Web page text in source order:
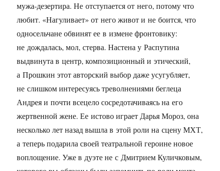
мужа-дезертира. Не отступается от него, потому что
любит. «Нагуливает» от него живот и не боится, что
односельчане обвинят ее в измене фронтовику:
не дождалась, мол, стерва. Настена у Распутина
выдвинута в центр, композиционный и этический,
а Прошкин этот авторский выбор даже усугубляет,
не слишком интересуясь треволнениями беглеца
Андрея и почти всецело сосредотачиваясь на его
жертвенной жене. Ее истово играет Дарья Мороз, она
несколько лет назад вышла в этой роли на сцену МХТ,
а теперь подарила своей театральной героине новое
воплощение. Уже в дуэте не с Дмитрием Куличковым,